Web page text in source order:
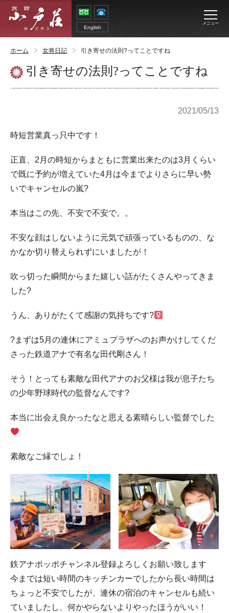
English
メニュー
ホーム 女将日記 引き寄せの法則?ってことですね
引き寄せの法則?ってことですね
2021/05/13
時短営業真っ只中です！
正直、2月の時短からまともに営業出来たのは3月くらい
で既に予約が増えていた4月は今までよりさらに早い勢
いでキャンセルの嵐?
本当はこの先、不安で不安で。。
不安な顔はしないように元気で頑張っているものの、な
かなか切り替えられずにいましたが！
吹っ切った瞬間からまた嬉しい話がたくさんやってきま
した?
うん、ありがたくて感謝の気持ちです?‍
?まずは5月の連休にアミュプラザへのお声かけしてくだ
さった鉄道アナで有名な田代剛さん！
そう！とっても素敵な田代アナのお父様は我が息子たち
の少年野球時代の監督なんです?
本当に出会え良かったなと思える素晴らしい監督でした
素敵なご縁でしょ！
鉄アナポッポチャンネル登録よろしくお願い致します
今までは短い時間のキッチンカーでしたから長い時間は
ちょっと不安でしたが、連休の宿泊のキャンセルも続い
ていましたし、何かやらないよりやったほうがいい！